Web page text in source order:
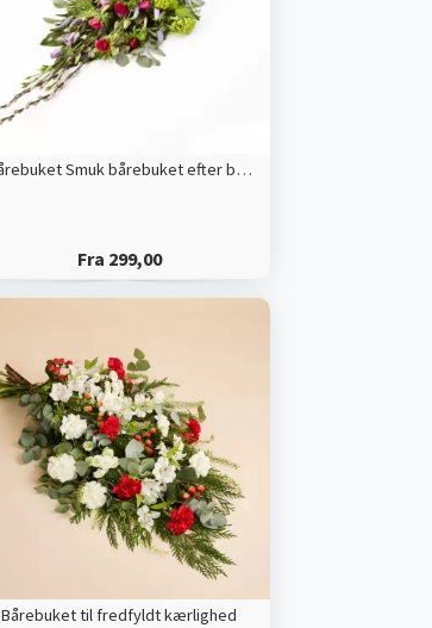
Bårebuket Smuk bårebuket efter blomsterdekoratørens valg
Fra 299,00
Bårebuket til fredfyldt kærlighed